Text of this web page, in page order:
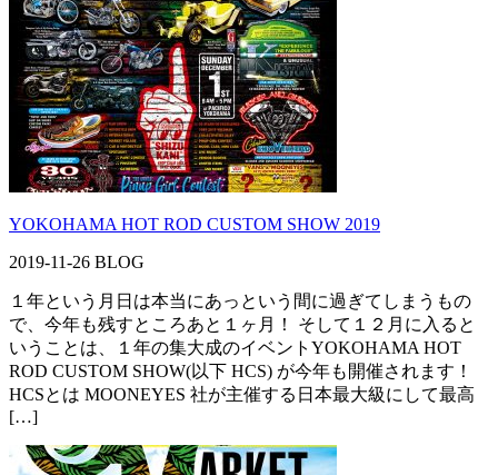
YOKOHAMA HOT ROD CUSTOM SHOW 2019
2019-11-26 BLOG
１年という月日は本当にあっという間に過ぎてしまうもの
で、今年も残すところあと１ヶ月！ そして１２月に入ると
いうことは、１年の集大成のイベントYOKOHAMA HOT
ROD CUSTOM SHOW(以下 HCS) が今年も開催されます！
HCSとは MOONEYES 社が主催する日本最大級にして最高
[…]